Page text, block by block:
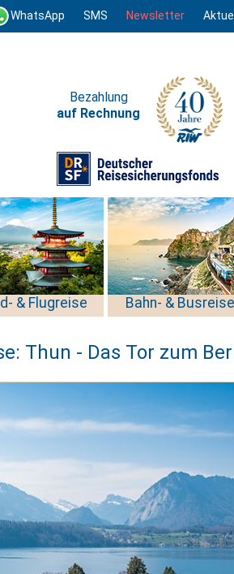
WhatsApp SMS Newsletter
Bezahlung
auf Rechnung
& Flugreise Bahn- & Busreise
Thun - Das Tor zum